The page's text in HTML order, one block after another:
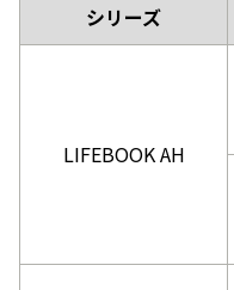
シリーズ
LIFEBOOK AH